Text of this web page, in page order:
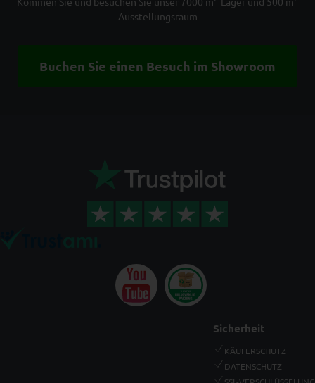
Ausstellungsraum
Buchen Sie einen Besuch im Showroom
Sicherheit
KÄUFERSCHUTZ
DATENSCHUTZ